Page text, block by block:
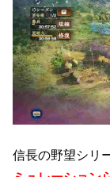
信長の野望シリ